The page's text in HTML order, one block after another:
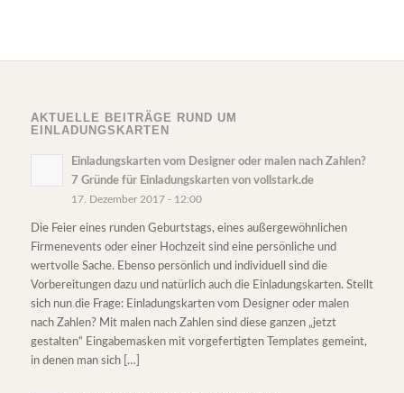
AKTUELLE BEITRÄGE RUND UM
EINLADUNGSKARTEN
Einladungskarten vom Designer oder malen nach Zahlen?
7 Gründe für Einladungskarten von vollstark.de
17. Dezember 2017 - 12:00
Die Feier eines runden Geburtstags, eines außergewöhnlichen
Firmenevents oder einer Hochzeit sind eine persönliche und
wertvolle Sache. Ebenso persönlich und individuell sind die
Vorbereitungen dazu und natürlich auch die Einladungskarten. Stellt
sich nun die Frage: Einladungskarten vom Designer oder malen
nach Zahlen? Mit malen nach Zahlen sind diese ganzen „jetzt
gestalten“ Eingabemasken mit vorgefertigten Templates gemeint,
in denen man sich […]